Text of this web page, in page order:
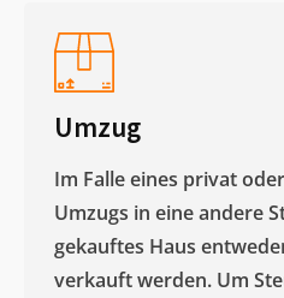
Umzug
Im Falle eines privat
Umzugs in eine andere
gekauftes Haus
verkauft werden. Um